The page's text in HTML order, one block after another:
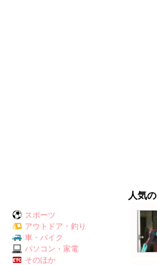
スポーツ
アウトドア・釣り
車・バイク
パソコン・家電
そのほか
人気